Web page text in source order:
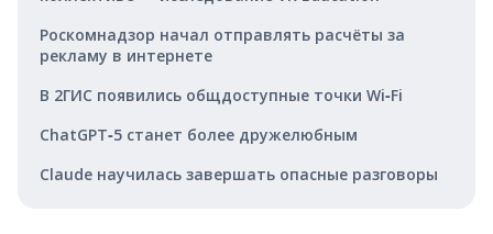
Роскомнадзор начал отправлять расчёты за
рекламу в интернете
В 2ГИС появились общдоступные точки Wi‑Fi
ChatGPT‑5 станет более дружелюбным
Claude научилась завершать опасные разговоры